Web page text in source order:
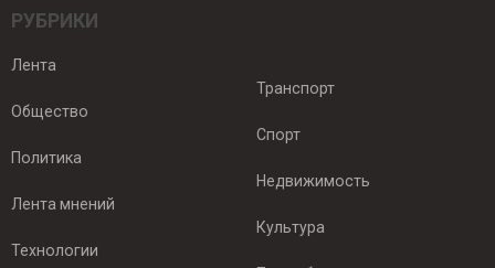
РУБРИКИ
Лента
Общество
Политика
Лента мнений
Технологии
Транспорт
Спорт
Недвижимость
Культура